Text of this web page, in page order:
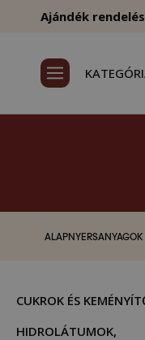
Ajándék
ALAPNYERSANYAGOK
CUKROK ÉS
HIDROLÁTUMOK,